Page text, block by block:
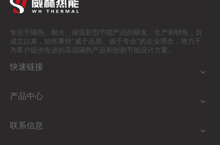
专注于隔热、耐火、保温 新型节能产品的研发、生产和销售，自
成立以来，始终秉持“威于品质、源于专业”的企业理念，致力于
为客户提供先进的高温隔热产品和创新节能设计方案。
快速链接
产品中心
联系信息